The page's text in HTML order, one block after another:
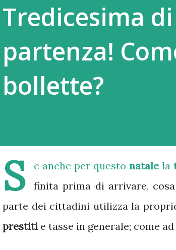
Tredicesima
partenza!
bollette?
S e anche per questonatale la
finita prima di arrivare,
parte dei cittadini utilizza la
prestiti e tasse in generale; come